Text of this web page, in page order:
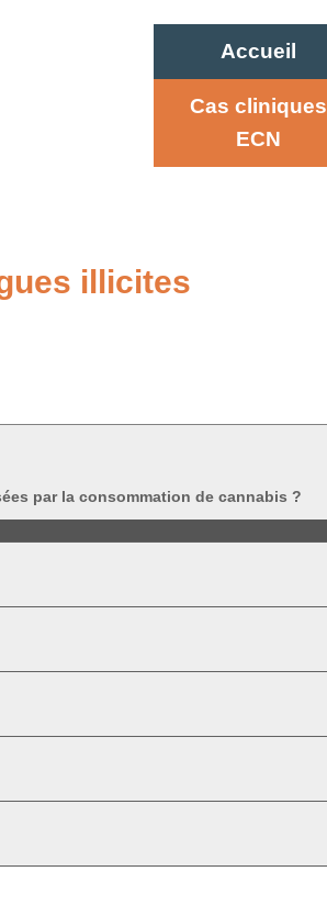
Accueil
Cas cliniques
ECN
illicites
par la consommation de cannabis ?